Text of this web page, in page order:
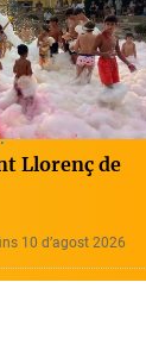
Llorenç de
10 d’agost 2026